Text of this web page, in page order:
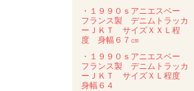
・１９９０ｓアニエスベー
フランス製 デニムトラッカ
ーＪＫＴ サイズＸＸＬ程
度 身幅６７㎝
・１９９０ｓアニエスベー
フランス製 デニムトラッカ
ーＪＫＴ サイズＸＬ程度
身幅６４